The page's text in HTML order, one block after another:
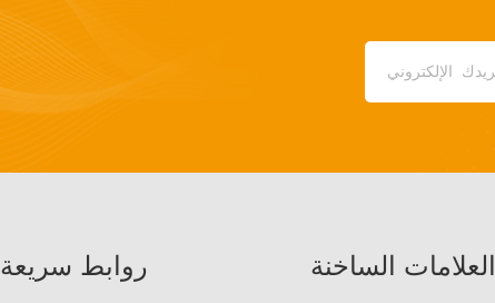
روابط سريعة العلامات الساخنة